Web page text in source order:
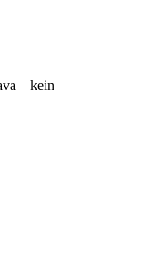
– kein